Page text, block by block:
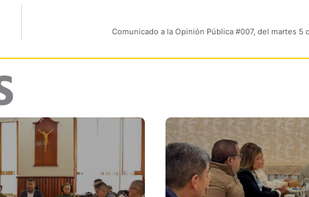
Comunicado a la Opinión Pública #007, del martes 5